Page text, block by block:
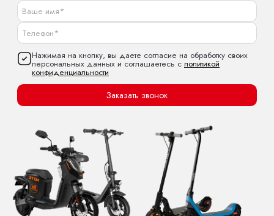
Нажимая на кнопку, вы даете согласие на обработку своих
персональных данных и соглашаетесь с политикой
конфиденциальности
Заказать звонок